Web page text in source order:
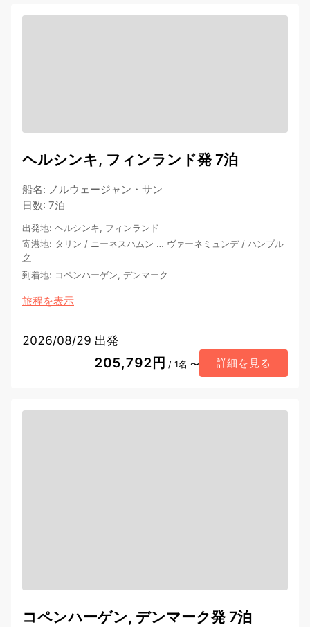
ヘルシンキ, フィンランド発 7泊
船名: ノルウェージャン・サン
日数: 7泊
出発地: ヘルシンキ, フィンランド
寄港地: タリン / ニーネスハムン … ヴァーネミュンデ/ ハンブル
ク
到着地: コペンハーゲン, デンマーク
旅程を表示
2026/08/29 出発
205,792円 / 1名 〜 詳細を見る
コペンハーゲン, デンマーク発 7泊